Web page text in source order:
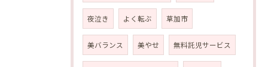
夜泣き よく転ぶ 草加市
美バランス 美やせ 無料託児サービス